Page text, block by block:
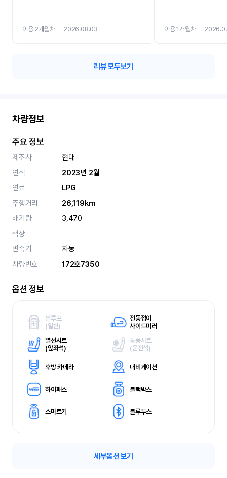
이용 2개월차ㅣ 2026.08.03 이용 1개월차ㅣ
리뷰 모두보기
차량정보
주요 정보
제조사
현대
연식
2023년 2월
연료
LPG
주행거리
26,119km
배기량
3,470
색상
변속기
자동
차량번호
172호7350
옵션 정보
썬루프
(일반)
전동접이
사이드미러
열선시트
(앞좌석)
통풍시트
(운전석)
후방 카메라 내비게이션
하이패스 블랙박스
스마트키 블루투스
세부옵션 보기